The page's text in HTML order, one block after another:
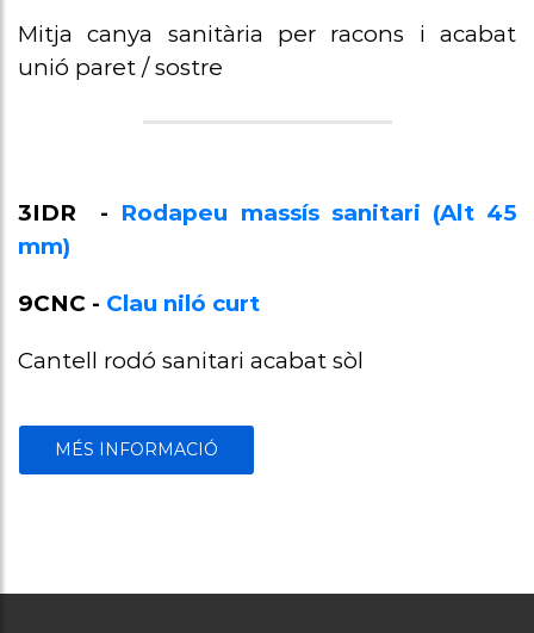
Mitja canya sanitària per racons i acabat
unió paret / sostre
3IDR - Rodapeu massís sanitari (Alt 45
mm)
9CNC - Clau niló curt
Cantell rodó sanitari acabat sòl
MÉS INFORMACIÓ